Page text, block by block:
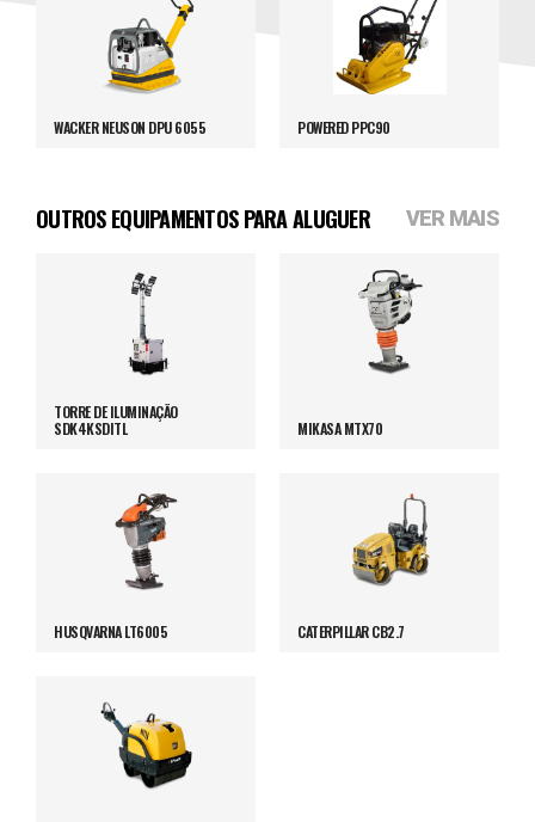
WACKER NEUSON DPU 6055 POWERED PPC90
OUTROS EQUIPAMENTOS PARA ALUGUER VER MAIS
TORRE DE ILUMINAÇÃO
SDK4KSDITL
MIKASA MTX70
HUSQVARNA LT6005 CATERPILLAR CB2.7